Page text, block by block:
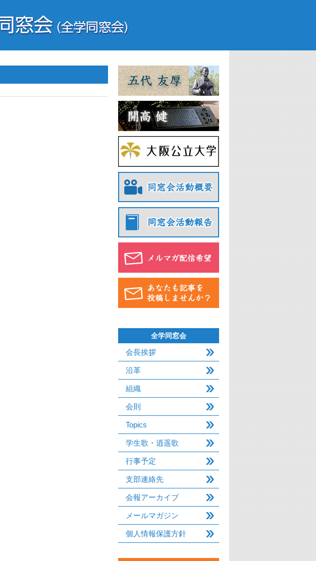
全学同窓会
会長挨拶
沿革
組織
会則
Topics
学生歌・逍遥歌
行事予定
支部連絡先
会報アーカイブ
メールマガジン
個人情報保護方針